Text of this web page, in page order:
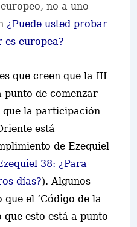
no a uno
¿Puede usted probar
europea?
que creen que la III
de comenzar
que la participación
está
de Ezequiel
38: ¿Para
días?). Algunos
el ‘Código de la
esto está a punto